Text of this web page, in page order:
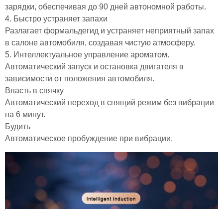
зарядки, обеспечивая до 90 дней автономной работы.
4. Быстро устраняет запахи
Разлагает формальдегид и устраняет неприятный запах
в салоне автомобиля, создавая чистую атмосферу.
5. Интеллектуальное управление ароматом.
Автоматический запуск и остановка двигателя в
зависимости от положения автомобиля.
Впасть в спячку
Автоматический переход в спящий режим без вибрации
на 6 минут.
Будить
Автоматическое пробуждение при вибрации.